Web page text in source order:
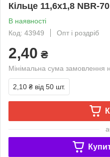
Кільце 11,6х1,8 NBR-70
В наявності
Код: 43949
Опт і роздріб
2,40 ₴
Мінімальна сума замовлення
2,10 ₴ від 50 шт.